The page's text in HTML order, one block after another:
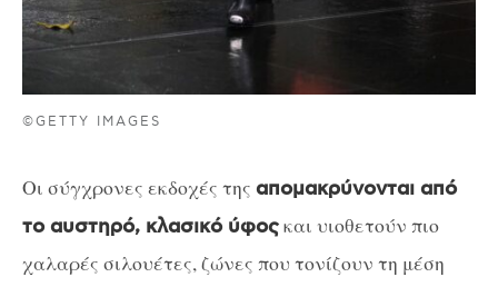
©GETTY IMAGES
Οι σύγχρονες εκδοχές της απομακρύνονται από
το αυστηρό, κλασικό ύφοςκαι υιοθετούν πιο
χαλαρές σιλουέτες, ζώνες που τονίζουν τη μέση